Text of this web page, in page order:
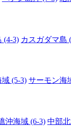
(4-3) カスガダマ島
(5-3) サーモン海
沖海域 (6-3) 中部